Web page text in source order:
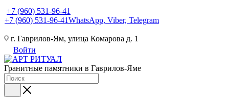
+7 (960) 531-96-41
+7 (960) 531-96-41WhatsApp, Viber, Telegram
г. Гаврилов-Ям, улица Комарова д. 1
Войти
Гранитные памятники в Гаврилов-Яме